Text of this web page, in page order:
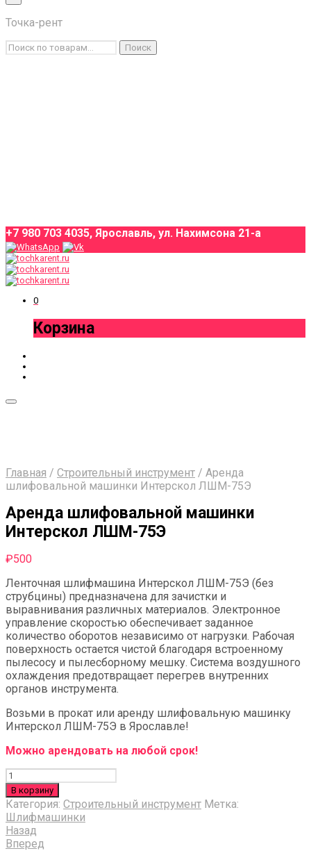
Каталог товаров
Условия аренды
Точка-рент
Искать:
Поиск
+7 980 703 4035, Ярославль, ул. Нахимсона 21-а
0
Корзина
Главная / Строительный инструмент / Аренда
шлифовальной машинки Интерскол ЛШМ-75Э
Аренда шлифовальной машинки
Интерскол ЛШМ-75Э
₽500
Ленточная шлифмашина Интерскол ЛШМ-75Э (без
струбцины) предназначена для зачистки и
выравнивания различных материалов. Электронное
управление скоростью обеспечивает заданное
количество оборотов независимо от нагрузки. Рабочая
поверхность остается чистой благодаря встроенному
пылесосу и пылесборному мешку. Система воздушного
охлаждения предотвращает перегрев внутренних
органов инструмента.
Возьми в прокат или аренду шлифовальную машинку
Интерскол ЛШМ-75Э в Ярославле!
Можно арендовать на любой срок!
Количество
В корзину
Категория: Строительный инструмент Метка:
Шлифмашинки
Назад
Вперед